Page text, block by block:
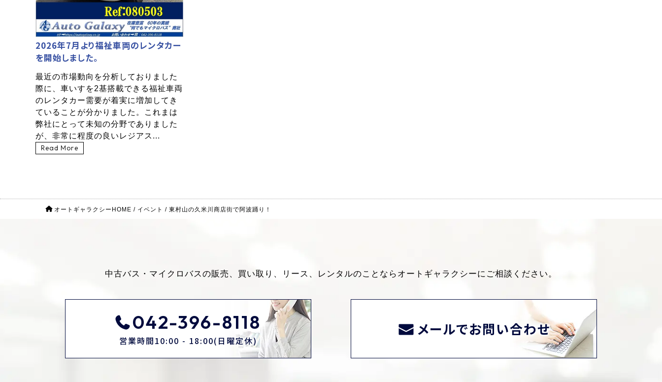
2026年7月より福祉車両のレンタカー
を開始しました。
最近の市場動向を分析しておりました
際に、車いすを2基搭載できる福祉車両
のレンタカー需要が着実に増加してき
ていることが分かりました。これまは
弊社にとって未知の分野でありました
が、非常に程度の良いレジアス...
Read More
オートギャラクシーHOME / イベント / 東村山の久米川商店街で阿波踊り！
中古バス・マイクロバスの販売、買い取り、リース、レンタルのことなら オートギャラクシーにご相談ください。
042-396-8118
営業時間10:00 - 18:00(日曜定休)
メールでお問い合わせ